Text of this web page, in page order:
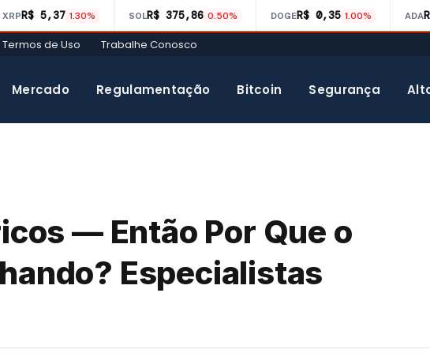
XRPR$ 5,37 1.30% SOLR$ 375,86 0.50% DOGER$ 0,35 1.00% ADA
Termos de Uso Trabalhe Conosco
Mercado Regulamentação Bitcoin Segurança
— Então Por Que o
Especialistas